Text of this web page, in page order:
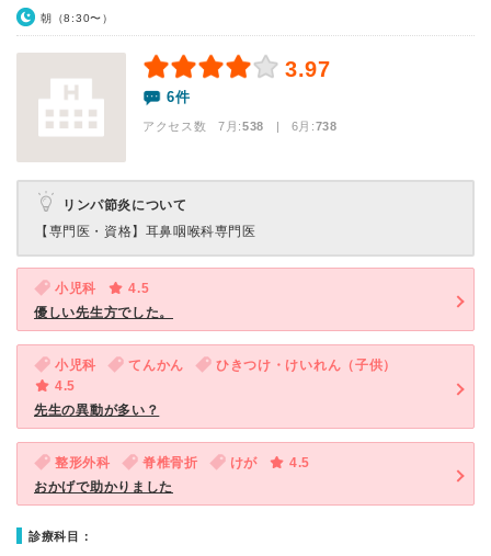
朝（8:30〜）
3.97
6件
アクセス数 7月:538 | 6月:738
リンパ節炎について
【専門医・資格】 耳鼻咽喉科専門医
小児科
4.5
優しい先生方でした。
小児科 てんかん
ひきつけ・けいれん（子供）
4.5
先生の異動が多い？
整形外科 脊椎骨折 けが
4.5
おかげで助かりました
診療科目：